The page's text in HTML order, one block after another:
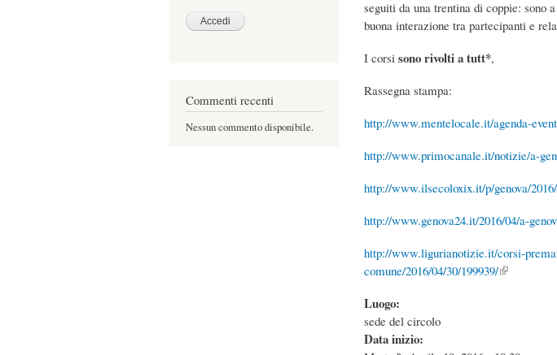
Commenti recenti
Nessun commento disponibile.
seguiti da una trentina di coppie: sono
buona interazione tra partecipanti e
I corsi sono rivolti a tutt*,
Rassegna stampa:
http://www.mentelocale.it/agenda-
http://www.primocanale.it/notizie/a-
http://www.ilsecoloxix.it/p/genova/
http://www.genova24.it/2016/04/a-
http://www.ligurianotizie.it/corsi-
comune/2016/04/30/199939/(link is
Luogo:
sede del circolo
Data inizio: